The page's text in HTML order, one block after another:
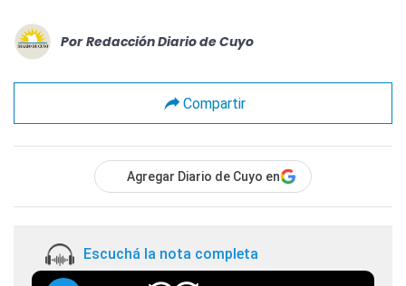
Por Redacción Diario de Cuyo
Compartir
Agregar Diario de Cuyo en
Escuchá la nota completa